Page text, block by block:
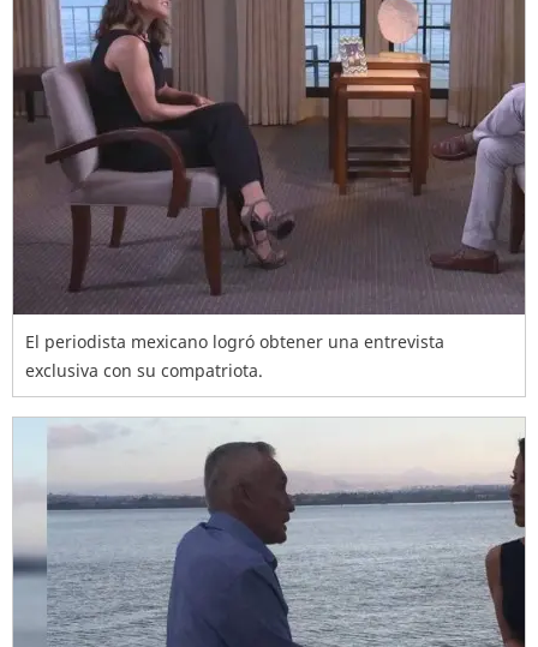
El periodista mexicano logró obtener una entrevista
exclusiva con su compatriota.